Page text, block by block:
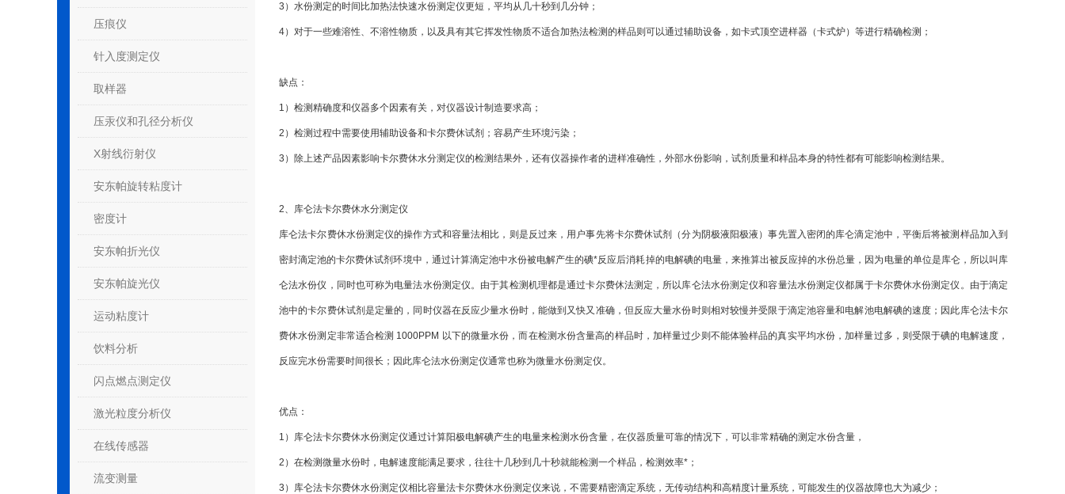
压痕仪
针入度测定仪
取样器
压汞仪和孔径分析仪
X射线衍射仪
安东帕旋转粘度计
密度计
安东帕折光仪
安东帕旋光仪
运动粘度计
饮料分析
闪点燃点测定仪
激光粒度分析仪
在线传感器
流变测量
3）水份测定的时间比加热法快速水份测定仪更短，平均从几十秒到几分钟；
4）对于一些难溶性、不溶性物质，以及具有其它挥发性物质不适合加热法检测的样品则可以通过辅助设备，如卡式顶空进样器（卡式炉）等进行精确检测；
缺点：
1）检测精确度和仪器多个因素有关，对仪器设计制造要求高；
2）检测过程中需要使用辅助设备和卡尔费休试剂；容易产生环境污染；
3）除上述产品因素影响卡尔费休水分测定仪的检测结果外，还有仪器操作者的进样准确性，外部水份影响，试剂质量和样品本身的特性都有可能影响检测结果。
2、库仑法卡尔费休水分测定仪
库仑法卡尔费休水份测定仪的操作方式和容量法相比，则是反过来，用户事先将卡尔费休试剂（分为阴极液阳极液）事先置入密闭的库仑滴定池中，平衡后将被测样品加入到
密封滴定池的卡尔费休试剂环境中，通过计算滴定池中水份被电解产生的碘*反应后消耗掉的电解碘的电量，来推算出被反应掉的水份总量，因为电量的单位是库仑，所以叫库
仑法水份仪，同时也可称为电量法水份测定仪。由于其检测机理都是通过卡尔费休法测定，所以库仑法水份测定仪和容量法水份测定仪都属于卡尔费休水份测定仪。由于滴定
池中的卡尔费休试剂是定量的，同时仪器在反应少量水份时，能做到又快又准确，但反应大量水份时则相对较慢并受限于滴定池容量和电解池电解碘的速度；因此库仑法卡尔
费休水份测定非常适合检测 1000PPM 以下的微量水份，而在检测水份含量高的样品时，加样量过少则不能体验样品的真实平均水份，加样量过多，则受限于碘的电解速度，
反应完水份需要时间很长；因此库仑法水份测定仪通常也称为微量水份测定仪。
优点：
1）库仑法卡尔费休水份测定仪通过计算阳极电解碘产生的电量来检测水份含量，在仪器质量可靠的情况下，可以非常精确的测定水份含量，
2）在检测微量水份时，电解速度能满足要求，往往十几秒到几十秒就能检测一个样品，检测效率*；
3）库仑法卡尔费休水份测定仪相比容量法卡尔费休水份测定仪来说，不需要精密滴定系统，无传动结构和高精度计量系统，可能发生的仪器故障也大为减少；